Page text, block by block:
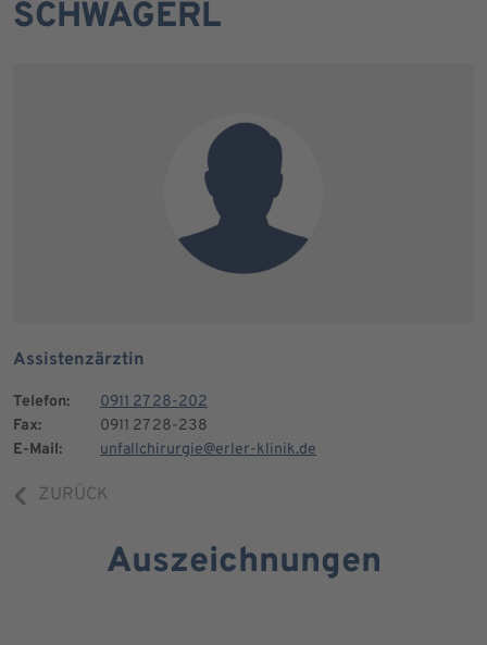
SCHWÄGERL
Assistenzärztin
Telefon:
0911 27 28-202
Fax:
0911 27 28-238
E-Mail:
unfallchirurgie@erler-klinik.de
ZURÜCK
Auszeichnungen